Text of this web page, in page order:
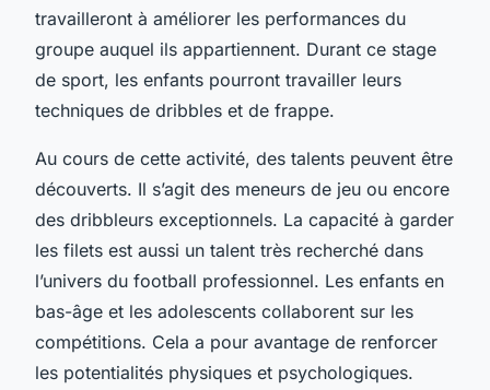
travailleront à améliorer les performances du
groupe auquel ils appartiennent. Durant ce stage
de sport, les enfants pourront travailler leurs
techniques de dribbles et de frappe.
Au cours de cette activité, des talents peuvent être
découverts. Il s’agit des meneurs de jeu ou encore
des dribbleurs exceptionnels. La capacité à garder
les filets est aussi un talent très recherché dans
l’univers du football professionnel. Les enfants en
bas-âge et les adolescents collaborent sur les
compétitions. Cela a pour avantage de renforcer
les potentialités physiques et psychologiques.